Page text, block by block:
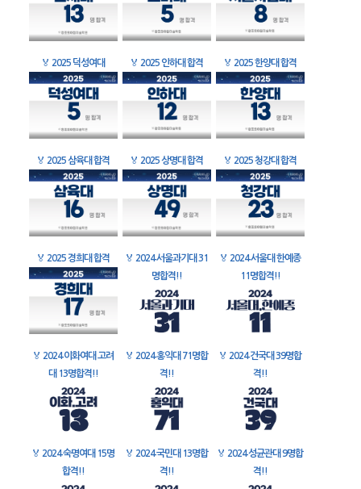
🏅 2025 덕성여대 🏅 2025 인하대 합격 🏅 2025 한양대 합격
🏅 2025 삼육대 합격 🏅 2025 상명대 합격 🏅 2025 청강대 합격
🏅 2025 경희대 합격 🏅 2024 서울과기대 31
명합격!!
🏅 2024 서울대 한예종
11명합격!!
🏅 2024 이화여대 고려
대 13명합격!!
🏅 2024 홍익대 71명합
격!!
🏅 2024 건국대 39명합
격!!
🏅 2024 숙명여대 15명
합격!!
🏅 2024 국민대 13명합
격!!
🏅 2024 성균관대 9명합
격!!